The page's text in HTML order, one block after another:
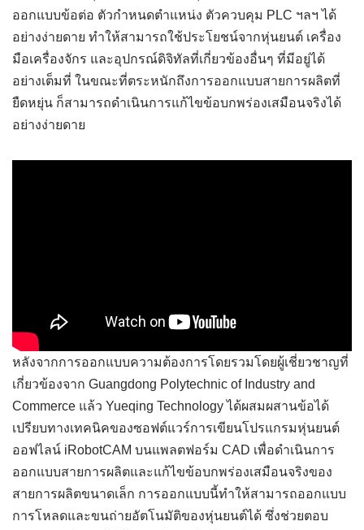
ออกแบบข้อต่อ ตัวกำหนดตำแหน่ง ตัวควบคุม PLC ฯลฯ ได้
อย่างง่ายดาย ทำให้สามารถใช้ประโยชน์จากหุ่นยนต์ เครื่อง
มือเครื่องจักร และอุปกรณ์ดิจิทัลที่เกี่ยวข้องอื่นๆ ที่มีอยู่ได้
อย่างเต็มที่ ในขณะที่ตระหนักถึงการออกแบบสายการผลิตที่
ยืดหยุ่น ก็สามารถดำเนินการแก้ไขข้อบกพร่องเสมือนจริงได้
อย่างง่ายดาย
หลังจากการออกแบบความต้องการโดยรวมโดยผู้เชี่ยวชาญที่
เกี่ยวข้องจาก Guangdong Polytechnic of Industry and
Commerce แล้ว Yueqing Technology ได้ผสมผสานข้อได้
เปรียบทางเทคนิคของซอฟต์แวร์การเขียนโปรแกรมหุ่นยนต์
ออฟไลน์ iRobotCAM บนแพลตฟอร์ม CAD เพื่อดำเนินการ
ออกแบบสายการผลิตและแก้ไขข้อบกพร่องเสมือนจริงของ
สายการผลิตขนาดเล็ก การออกแบบนี้ทำให้สามารถออกแบบ
การโหลดและขนถ่ายอัตโนมัติของหุ่นยนต์ได้ ซึ่งช่วยตอบ